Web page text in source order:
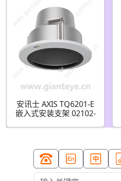
安讯士 AXIS TQ6201-E
嵌入式安装支架 02102-